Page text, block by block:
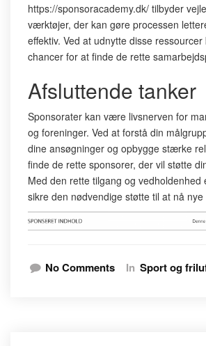
https://sponsoracademy.dk/ tilbyder
værktøjer, der kan gøre processen
effektiv. Ved at udnytte disse
chancer for at finde de rette
Afsluttende tanker
Sponsorater kan være livsnerven for
og foreninger. Ved at forstå din
dine ansøgninger og opbygge stærke
finde de rette sponsorer, der vil støtte
Med den rette tilgang og vedholdenhed
sikre den nødvendige støtte til at nå nye
No Comments In Sport og